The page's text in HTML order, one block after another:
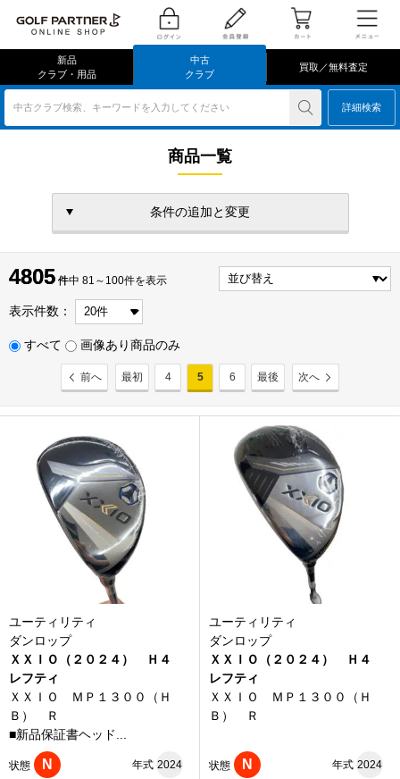
新品
クラブ・用品
中古
クラブ
買取／無料査定
中古クラブ検索、キーワードを入力してください 詳細検索
商品一覧
条件の追加と変更
4805 件
4805 件中 81～100件を表示
表示件数：
すべて 画像あり商品のみ
前へ 最初 4 5 6 最後 次へ
ユーティリティ
ダンロップ
ＸＸＩＯ（２０２４） Ｈ４
レフティ
ＸＸＩＯ ＭＰ１３００（Ｈ
Ｂ） Ｒ
■新品保証書ヘッド...
状態 N 年式 2024
ユーティリティ
ダンロップ
ＸＸＩＯ（２０２４） Ｈ４
レフティ
ＸＸＩＯ ＭＰ１３００（Ｈ
Ｂ） Ｒ
状態 N 年式 2024